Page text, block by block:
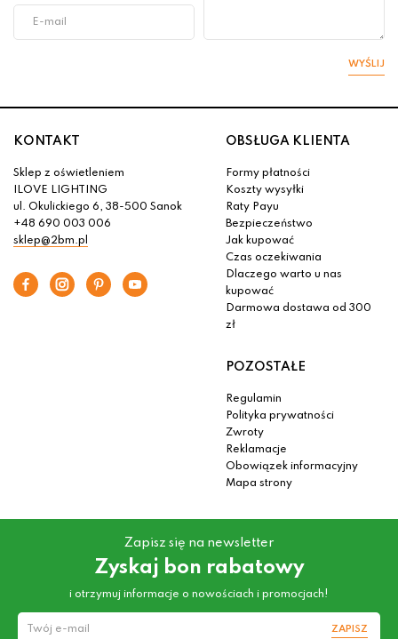
WYŚLIJ
KONTAKT
Sklep z oświetleniem
ILOVE LIGHTING
ul. Okulickiego 6, 38-500 Sanok
+48 690 003 006
sklep@2bm.pl
OBSŁUGA KLIENTA
Formy płatności
Koszty wysyłki
Raty Payu
Bezpieczeństwo
Jak kupować
Czas oczekiwania
Dlaczego warto u nas
kupować
Darmowa dostawa od 300
zł
POZOSTAŁE
Regulamin
Polityka prywatności
Zwroty
Reklamacje
Obowiązek informacyjny
Mapa strony
Zapisz się na newsletter
Zyskaj bon rabatowy
i otrzymuj informacje o nowościach i promocjach!
ZAPISZ